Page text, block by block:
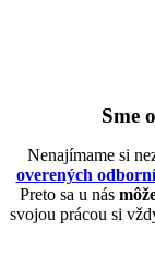
Sme
Nenajímame si
overených
Preto sa u nás
svojou prácou si